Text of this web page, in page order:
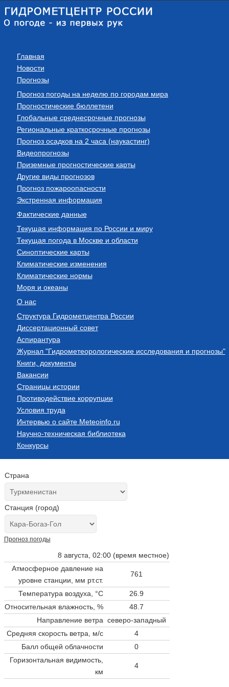
Главная
Новости
Прогнозы
Прогноз погоды на неделю по городам мира
Прогностические бюллетени
Глобальные среднесрочные прогнозы
Региональные краткосрочные прогнозы
Прогноз осадков на 2 часа (наукастинг)
Видеопрогнозы
Приземные прогностические карты
Другие виды прогнозов
Прогноз пожароопасности
Экстренная информация
Фактические данные
Текущая информация по России и миру
Текущая погода в Москве и области
Синоптические карты
Климатические изменения
Климатические нормы
Моря и океаны
О нас
Структура Гидрометцентра России
Диссертационный совет
Аспирантура
Журнал "Гидрометеорологические исследования и прогнозы"
Книги, документы
Вакансии
Страницы истории
Противодействие коррупции
Условия труда
Интервью о сайте Meteoinfo.ru
Научно-техническая библиотека
Конкурсы
Страна
Станция (город)
Прогноз погоды
8 августа, 02:00 (время местное)
Атмосферное давление на
уровне станции, мм рт.ст.
761
Температура воздуха, °C
26.9
Относительная влажность, %
48.7
Направление ветра северо-западный
Средняя скорость ветра, м/с
4
Балл общей облачности
0
Горизонтальная видимость,
км
4